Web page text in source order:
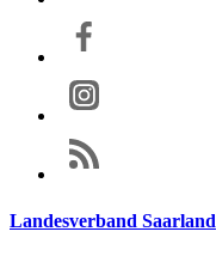
Landesverband Saarland